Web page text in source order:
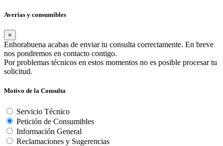
Averías y consumibles
×
Enhorabuena acabas de enviar tu consulta correctamente. En breve
nos pondremos en contacto contigo.
Por problemas técnicos en estos momentos no es posible procesar tu
solicitud.
Motivo de la Consulta
Servicio Técnico
Petición de Consumibles
Información General
Reclamaciones y Sugerencias